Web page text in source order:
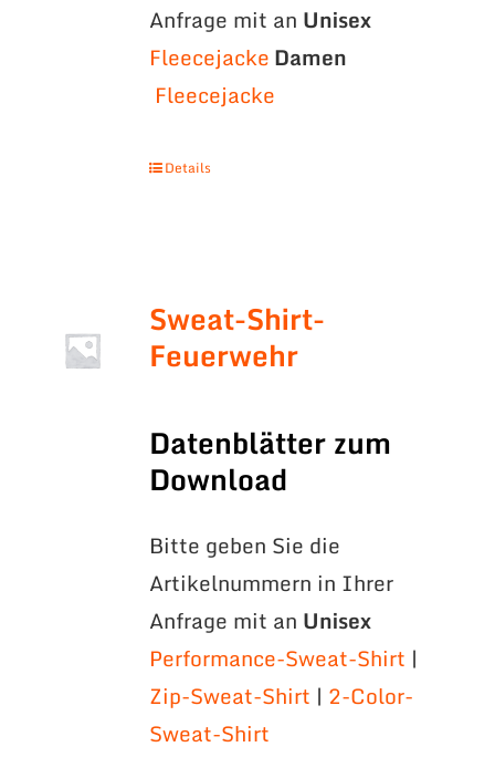
Anfrage mit an Unisex
FleecejackeDamen
Fleecejacke
Details
Sweat-Shirt-
Feuerwehr
Datenblätter zum
Download
Bitte geben Sie die
Artikelnummern in Ihrer
Anfrage mit an Unisex
Performance-Sweat-Shirt |
Zip-Sweat-Shirt | 2-Color-
Sweat-Shirt